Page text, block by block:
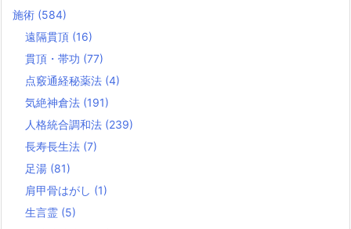
施術 (584)
遠隔貫頂 (16)
貫頂・帯功 (77)
点竅通経秘薬法 (4)
気絶神倉法 (191)
人格統合調和法 (239)
長寿長生法 (7)
足湯 (81)
肩甲骨はがし (1)
生言霊 (5)